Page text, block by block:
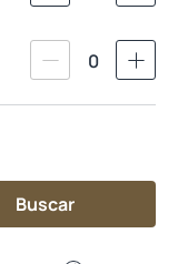
0
Buscar